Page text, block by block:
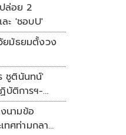
ล่อย 2
ะ 'ชอบU'
ยมัธยมตั้งวง
ชูตินันทน์'
บัติการฯ-
นามข้อ
ทศท่ามกลาง